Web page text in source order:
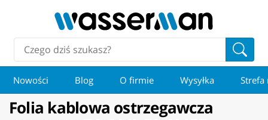
Nowości Blog O firmie Wysyłka Strefa
Folia kablowa ostrzegawcza